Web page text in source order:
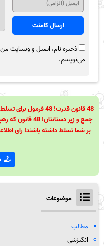
ذخیره نام، ایمیل و وبسایت من
می‌نویسم.
جمع و زیر
بر شما تسلط داشته باشند! رای
موضوعات
مطالب
انگیزشی